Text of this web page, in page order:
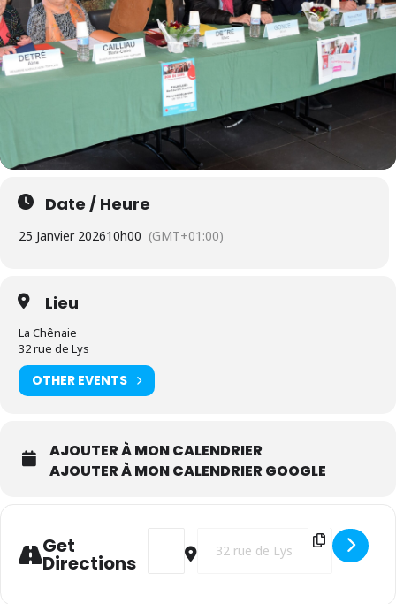
Date / Heure
25 Janvier 202610h00 (GMT+01:00)
Lieu
La Chênaie
32 rue de Lys
OTHER EVENTS
AJOUTER À MON CALENDRIER
AJOUTER À MON CALENDRIER GOOGLE
Get
Directions
Address - AG des 50 ans de l'Amicale
Destination Address - AG des 50